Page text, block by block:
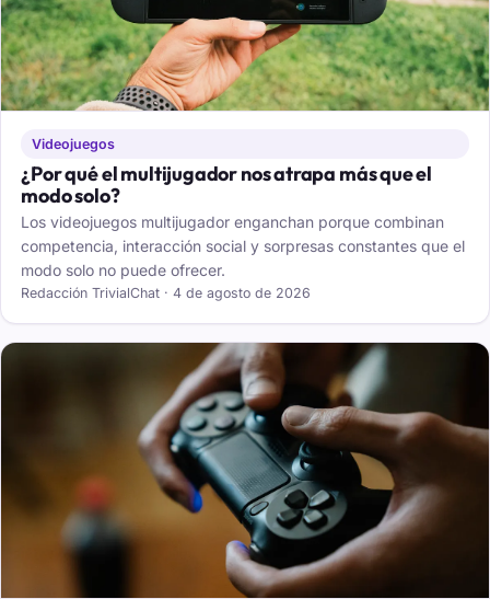
Videojuegos
¿Por qué el multijugador nos atrapa más que el
modo solo?
Los videojuegos multijugador enganchan porque combinan
competencia, interacción social y sorpresas constantes que el
modo solo no puede ofrecer.
Redacción TrivialChat · 4 de agosto de 2026